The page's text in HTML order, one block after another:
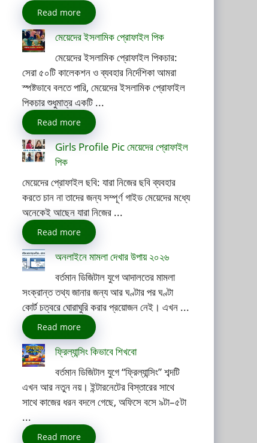
Read more
মেয়েদের ইসলামিক প্রোফাইল পিক
মেয়েদের ইসলামিক প্রোফাইল পিকচার:
সেরা ৫০টি কালেকশন ও ব্যবহার নির্দেশিকা আমরা
স্পষ্টভাবে বলতে পারি, মেয়েদের ইসলামিক প্রোফাইল
পিকচার শুধুমাত্র একটি ...
Read more
Girls Profile Pic মেয়েদের প্রোফাইল
পিক
মেয়েদের প্রোফাইল ছবি: যারা নিজের ছবি ব্যবহার
করতে চান না তাদের জন্য সম্পূর্ণ গাইড মেয়েদের মধ্যে
অনেকেই আছেন যারা নিজের ...
Read more
অনলাইনে মামলা দেখার উপায় ২০২৬
বর্তমান ডিজিটাল যুগে আদালতের মামলা
সংক্রান্ত তথ্য জানার জন্য আর ঘণ্টার পর ঘণ্টা
কোর্ট চত্বরে ঘোরাঘুরি করার প্রয়োজন নেই। এখন ...
Read more
ফ্রিল্যান্সিং কিভাবে শিখবো
বর্তমান ডিজিটাল যুগে “ফ্রিল্যান্সিং” শব্দটি
এখন আর নতুন নয়। ইন্টারনেটের বিস্তারের সাথে
সাথে কাজের ধরন বদলে গেছে, অফিসে বসে ৯টা–৫টা
...
Read more